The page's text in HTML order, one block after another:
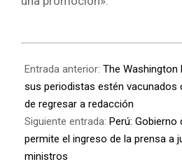
Entrada anterior: The Washington
sus periodistas estén vacunados
de regresar a redacción
Siguiente entrada: Perú: Gobierno
permite el ingreso de la prensa a
ministros